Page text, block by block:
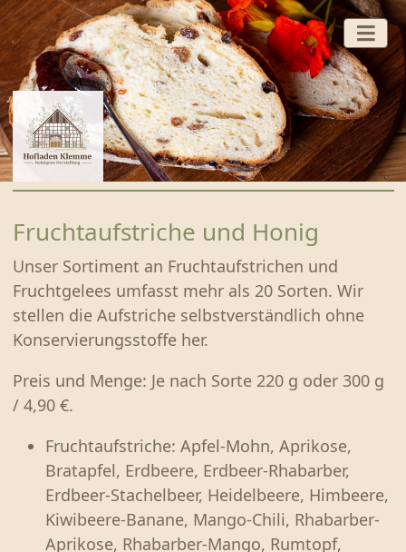
BACKSTUBE
WURST UND FLEISCH VOM SCHWEIN
GEFLÜGEL
FRUCHTAUFSTRICHE UND HONIG
SÜSSES UND SAURES
PRÄSENTE & GUTSCHEINE
MOSTEREI
MOHNBLÜTE 2026
Fruchtaufstriche und Honig
Unser Sortiment an Fruchtaufstrichen und
Fruchtgelees umfasst mehr als 20 Sorten. Wir
stellen die Aufstriche selbstverständlich ohne
Konservierungsstoffe her.
Preis und Menge: Je nach Sorte 220 g oder 300 g
/ 4,90 €.
Fruchtaufstriche: Apfel-Mohn, Aprikose,
Bratapfel, Erdbeere, Erdbeer-Rhabarber,
Erdbeer-Stachelbeer, Heidelbeere, Himbeere,
Kiwibeere-Banane, Mango-Chili, Rhabarber-
Aprikose, Rhabarber-Mango, Rumtopf,